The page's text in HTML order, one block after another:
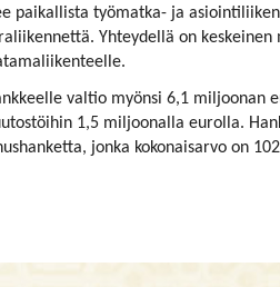
paikallista työmatka- ja
Yhteydellä on
valtio myönsi 6,1 miljoonan
1,5 miljoonalla eurolla.
jonka kokonaisarvo on